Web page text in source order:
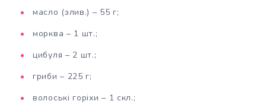
масло (злив.) – 55 г;
морква – 1 шт.;
цибуля – 2 шт.;
гриби – 225 г;
волоські горіхи – 1 скл.;